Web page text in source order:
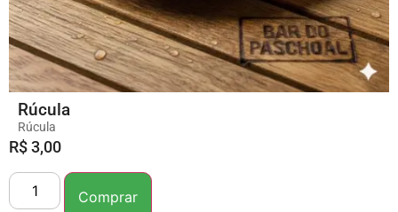
Rúcula
Rúcula
R$ 3,00
Comprar